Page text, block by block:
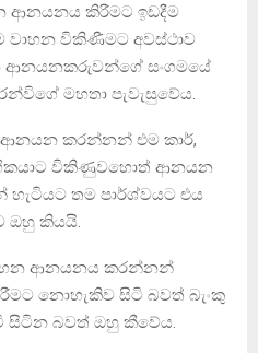
ආනයනය කිරීමට ඉඩදීම
විකිණීමට අවස්ථාව
ආනයනකරුවන්ගේ සංගමයේ
මහතා පැවැසුවේය.
කරන්නන් එම කාර්,
විකිණුවහොත් ආනයන
හැටියට තම පාර්ශ්වයට එය
ඔහු කියයි.
ආනයනය කරන්නන්
නොහැකිව සිටි බවත් බැංකු
සිටින බවත් ඔහු කීවේය.